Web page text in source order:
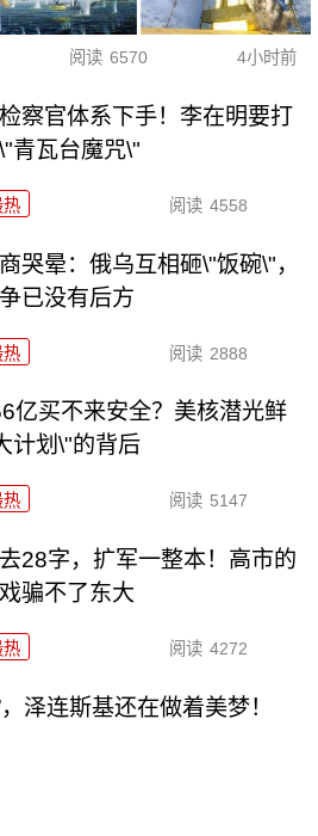
阅读 6570 4小时前
察官体系下手！李在明要打
青瓦台魔咒\"
热 阅读 4558
哭晕：俄乌互相砸\"饭碗\"，
已没有后方
热 阅读 2888
亿买不来安全？美核潜光鲜
计划\"的背后
热 阅读 5147
28字，扩军一整本！高市的
骗不了东大
热 阅读 4272
泽连斯基还在做着美梦！